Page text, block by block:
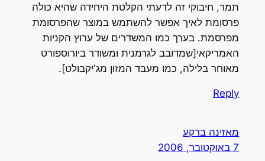
תמר, חיבוקי זה לדעתי הקלטת היחידה שהיא כולה
פרסומת לאיך אפשר להשתמש במוצר שהפרסומת
מפרסמת. בערך כמו המשדרים של ערוץ הקניות
האמריקאי[שמדובב לגרמנית ומשודר ביורוספורט
מאוחר בלילה, כמו מעבד המזון מג'יקבולט].
Reply
מאזינה ברקע
7 באוקטובר, 2006